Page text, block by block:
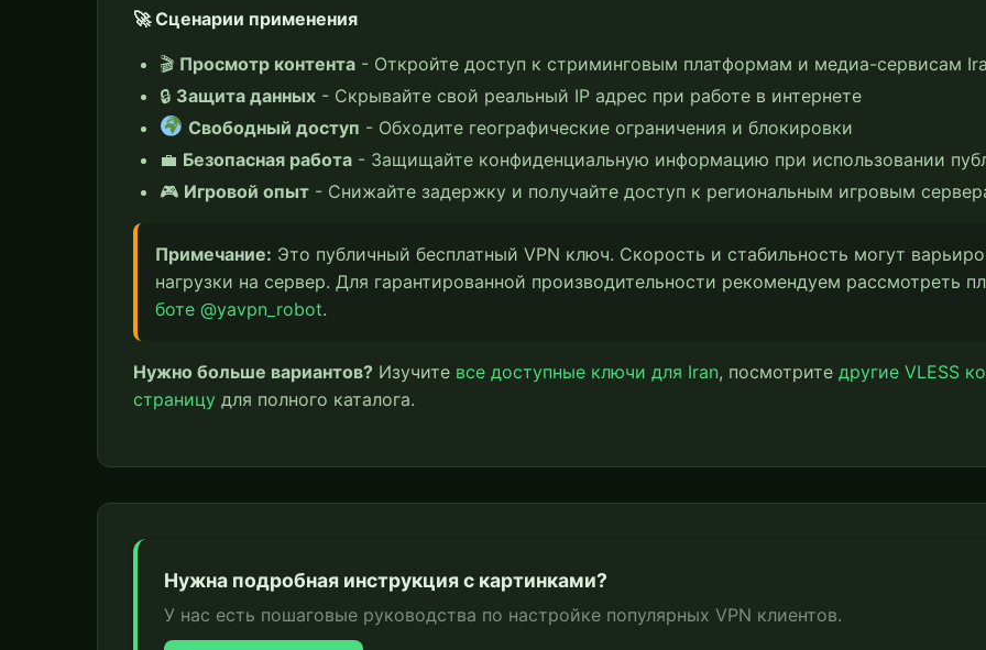
🚀 Сценарии применения
🎬 Просмотр контента - Откройте доступ к стриминговым платформам и медиа-сервисам
🔒 Защита данных - Скрывайте свой реальный IP адрес при работе в интернете
Свободный доступ - Обходите географические ограничения и блокировки
💼 Безопасная работа - Защищайте конфиденциальную информацию при использовании
🎮 Игровой опыт - Снижайте задержку и получайте доступ к региональным игровым
Примечание: Это публичный бесплатный VPN ключ. Скорость и стабильность могут
нагрузки на сервер. Для гарантированной производительности рекомендуем рассмотреть
боте @yavpn_robot.
Нужно больше вариантов? Изучите все доступные ключи для Iran, посмотрите другие VLESS
страницу для полного каталога.
Нужна подробная инструкция с картинками?
У нас есть пошаговые руководства по настройке популярных VPN клиентов.